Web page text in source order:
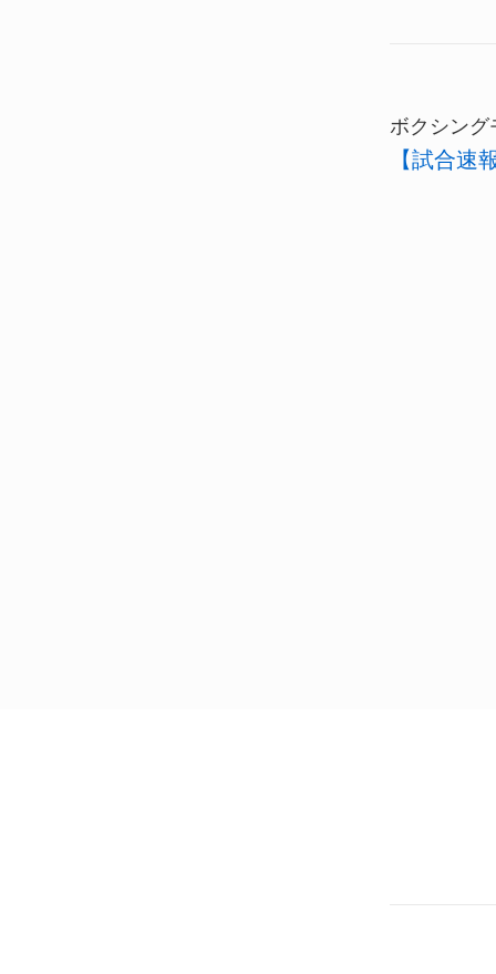
ボクシン
【試合